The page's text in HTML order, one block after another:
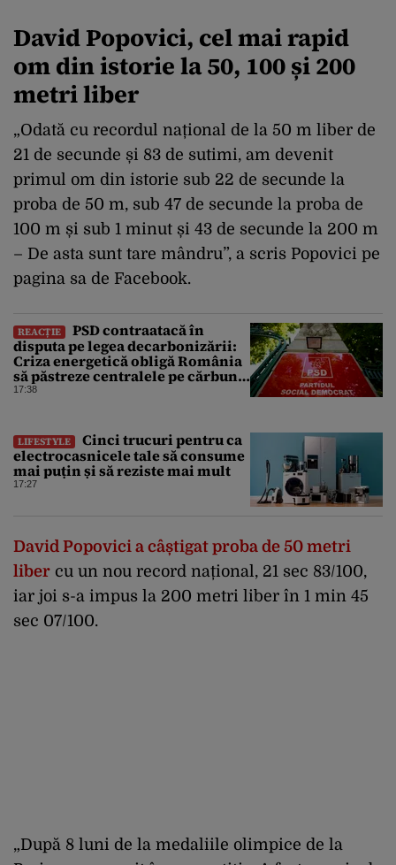
David Popovici, cel mai rapid
om din istorie la 50, 100 și 200
metri liber
„Odată cu recordul național de la 50 m liber de
21 de secunde și 83 de sutimi, am devenit
primul om din istorie sub 22 de secunde la
proba de 50 m, sub 47 de secunde la proba de
100 m și sub 1 minut și 43 de secunde la 200 m
– De asta sunt tare mândru”, a scris Popovici pe
pagina sa de Facebook.
REACȚIE
PSD contraatacă în
disputa pe legea decarbonizării:
Criza energetică obligă România
să păstreze centralele pe cărbune.
Bolojan, acuzat de duplicitate
17:38
LIFESTYLE
Cinci trucuri pentru ca
electrocasnicele tale să consume
mai puțin și să reziste mai mult
17:27
David Popovici a câștigat proba de 50 metri
liber cu un nou record național, 21 sec 83/100,
iar joi s-a impus la 200 metri liber în 1 min 45
sec 07/100.
„După 8 luni de la medaliile olimpice de la